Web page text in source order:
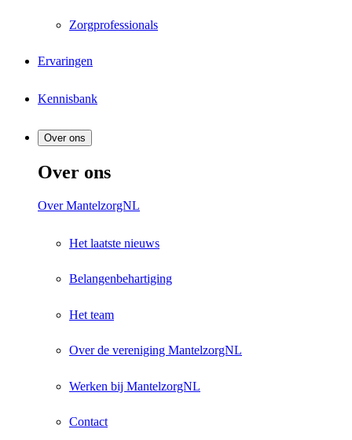
Zorgprofessionals
Ervaringen
Kennisbank
Over ons
Over ons
Over MantelzorgNL
Het laatste nieuws
Belangenbehartiging
Het team
Over de vereniging MantelzorgNL
Werken bij MantelzorgNL
Contact